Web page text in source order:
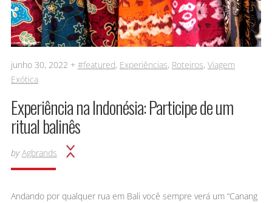
junho 30, 2022 + #featured, Experiências, Roteiros, Viagem
Exótica
Experiência na Indonésia: Participe de um
ritual balinês
by Agbrands
Andando por qualquer rua em Bali você sempre verá um “Canang